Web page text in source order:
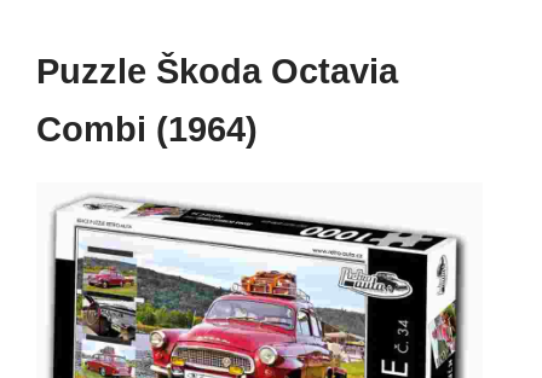
Puzzle Škoda Octavia
Combi (1964)